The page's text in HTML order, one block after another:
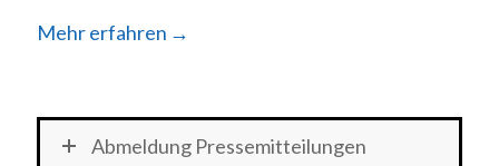
Mehr erfahren
Abmeldung Pressemitteilungen